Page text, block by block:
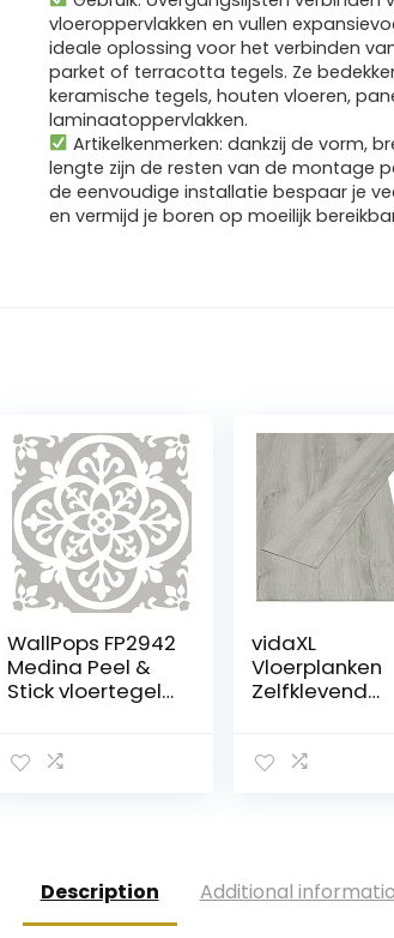
vloeroppervlakken en vullen
ideale oplossing voor het verbinden
parket of terracotta tegels. Ze
keramische tegels, houten vloeren,
laminaatoppervlakken.
Artikelkenmerken: dankzij de vorm,
lengte zijn de resten van de montage
de eenvoudige installatie bespaar je
en vermijd je boren op moeilijk
WallPops FP2942
Medina Peel &
Stick vloertegels,
vidaXL
Vloerplanken
Zelfklevend
Planken
Ondergrond
Vloeren PVC
Description Additional